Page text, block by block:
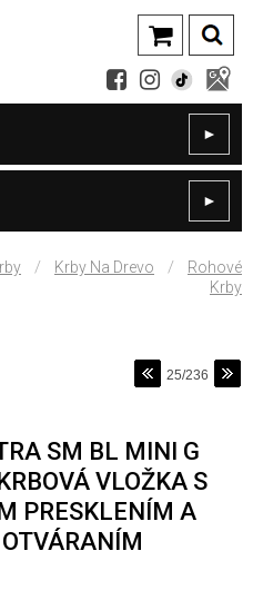
►
►
/ Krby Na Drevo /
Rohové
Krby
25/236
SM BL MINI G
VLOŽKA S
PRESKLENÍM A